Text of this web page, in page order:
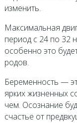
изменить.
Максимальная
период с 24 по 32
особенно это
родов.
Беременность —
ярких жизненных
чем. Осознание
счастье от